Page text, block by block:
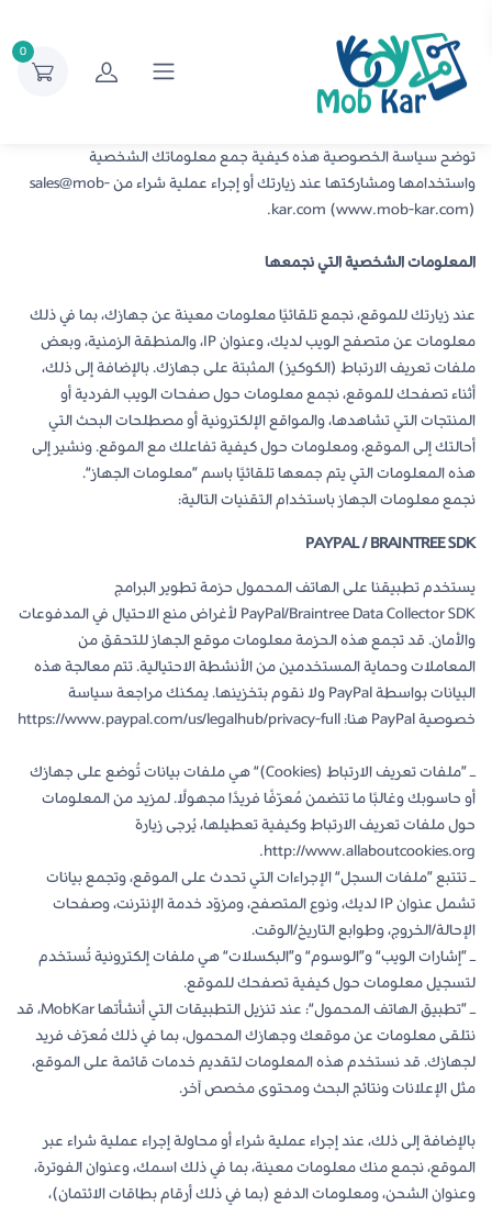
0
توضح سياسة الخصوصية هذه كيفية جمع معلوماتك الشخصية
واستخدامها ومشاركتها عند زيارتك أو إجراء عملية شراء من sales@mob-
kar.com (www.mob-kar.com).
المعلومات الشخصية التي نجمعها
عند زيارتك للموقع، نجمع تلقائيًا معلومات معينة عن جهازك، بما في ذلك
معلومات عن متصفح الويب لديك، وعنوان IP، والمنطقة الزمنية، وبعض
ملفات تعريف الارتباط (الكوكيز) المثبتة على جهازك. بالإضافة إلى ذلك،
أثناء تصفحك للموقع، نجمع معلومات حول صفحات الويب الفردية أو
المنتجات التي تشاهدها، والمواقع الإلكترونية أو مصطلحات البحث التي
أحالتك إلى الموقع، ومعلومات حول كيفية تفاعلك مع الموقع. ونشير إلى
هذه المعلومات التي يتم جمعها تلقائيًا باسم ”معلومات الجهاز“.
نجمع معلومات الجهاز باستخدام التقنيات التالية:
PAYPAL / BRAINTREE SDK
يستخدم تطبيقنا على الهاتف المحمول حزمة تطوير البرامج
PayPal/Braintree Data Collector SDK لأغراض منع الاحتيال في المدفوعات
والأمان. قد تجمع هذه الحزمة معلومات موقع الجهاز للتحقق من
المعاملات وحماية المستخدمين من الأنشطة الاحتيالية. تتم معالجة هذه
البيانات بواسطة PayPal ولا نقوم بتخزينها. يمكنك مراجعة سياسة
خصوصية PayPal هنا: https://www.paypal.com/us/legalhub/privacy-full
– ”ملفات تعريف الارتباط (Cookies)“ هي ملفات بيانات تُوضع على جهازك
أو حاسوبك وغالبًا ما تتضمن مُعرّفًا فريدًا مجهولًا. لمزيد من المعلومات
حول ملفات تعريف الارتباط وكيفية تعطيلها، يُرجى زيارة
http://www.allaboutcookies.org.
– تتتبع ”ملفات السجل“ الإجراءات التي تحدث على الموقع، وتجمع بيانات
تشمل عنوان IP لديك، ونوع المتصفح، ومزوّد خدمة الإنترنت، وصفحات
الإحالة/الخروج، وطوابع التاريخ/الوقت.
– ”إشارات الويب“ و”الوسوم“ و”البكسلات“ هي ملفات إلكترونية تُستخدم
لتسجيل معلومات حول كيفية تصفحك للموقع.
– ”تطبيق الهاتف المحمول“: عند تنزيل التطبيقات التي أنشأتها MobKar، قد
نتلقى معلومات عن موقعك وجهازك المحمول، بما في ذلك مُعرّف فريد
لجهازك. قد نستخدم هذه المعلومات لتقديم خدمات قائمة على الموقع،
مثل الإعلانات ونتائج البحث ومحتوى مخصص آخر.
بالإضافة إلى ذلك، عند إجراء عملية شراء أو محاولة إجراء عملية شراء عبر
الموقع، نجمع منك معلومات معينة، بما في ذلك اسمك، وعنوان الفوترة،
وعنوان الشحن، ومعلومات الدفع (بما في ذلك أرقام بطاقات الائتمان)،